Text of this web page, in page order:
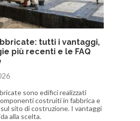
tutti i vantaggi,
più recenti e le FAQ
sono edifici realizzati
costruiti in fabbrica e
sito di costruzione. I vantaggi
alla scelta.